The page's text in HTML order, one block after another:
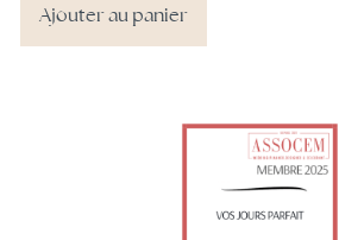
Ajouter au panier